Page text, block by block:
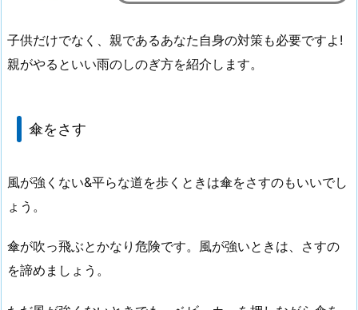
子供だけでなく、親であるあなた自身の対策も必要ですよ!
親がやるといい雨のしのぎ方を紹介します。
傘をさす
風が強くない&平らな道を歩くときは傘をさすのもいいでし
ょう。
傘が吹っ飛ぶとかなり危険です。風が強いときは、さすの
を諦めましょう。